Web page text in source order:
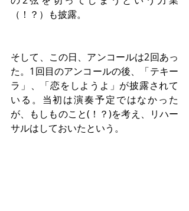
（！？）も披露。
そして、この日、アンコールは2回あっ
た。1回目のアンコールの後、「テキー
ラ」、「恋をしようよ」が披露されて
いる。当初は演奏予定ではなかった
が、もしものこと(！？)を考え、リハー
サルはしておいたという。